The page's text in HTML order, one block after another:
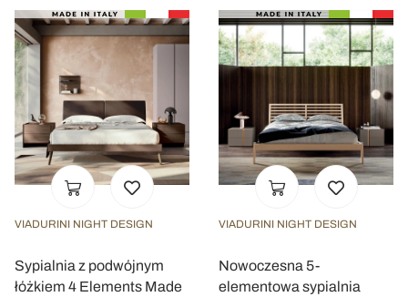
VIADURINI NIGHT DESIGN
Sypialnia z podwójnym
łóżkiem 4 Elements Made
VIADURINI NIGHT DESIGN
Nowoczesna 5-
elementowa sypialnia